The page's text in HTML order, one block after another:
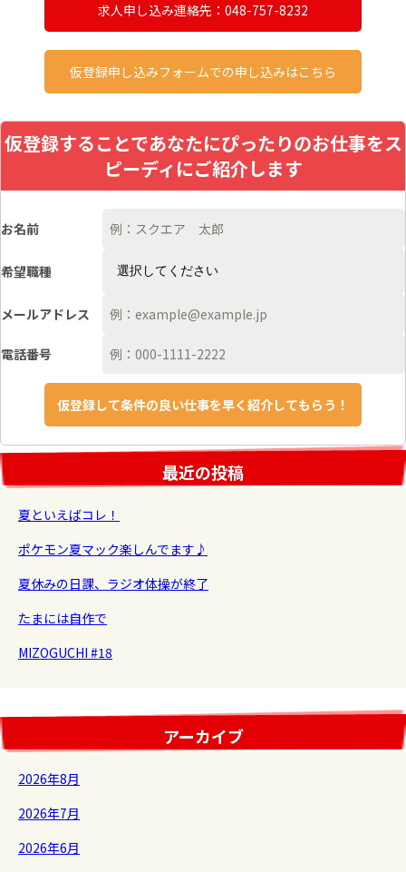
求人申し込み連絡先：048-757-8232
仮登録申し込みフォームでの申し込みはこちら
仮登録することであなたにぴったりのお仕事をス
ピーディにご紹介します
お名前
希望職種
メールアドレス
電話番号
最近の投稿
夏といえばコレ！
ポケモン夏マック楽しんでます♪
夏休みの日課、ラジオ体操が終了
たまには自作で
MIZOGUCHI #18
アーカイブ
2026年8月
2026年7月
2026年6月